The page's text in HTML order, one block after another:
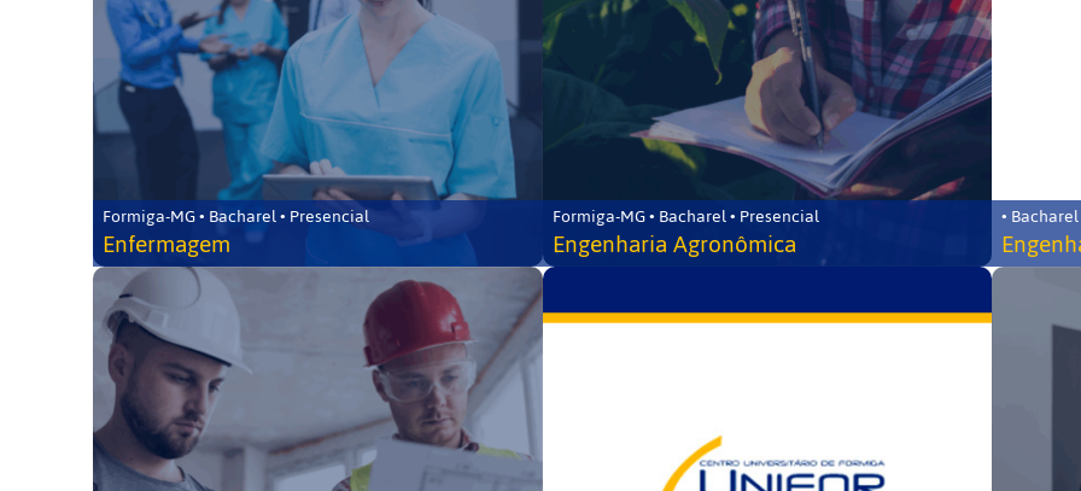
Formiga-MG • Bacharel • Presencial
Enfermagem
Formiga-MG • Bacharel • Presencial
Engenharia Agronômica
•